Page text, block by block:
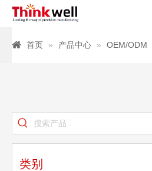
首页 » 产品中心 » OEM/ODM
类别